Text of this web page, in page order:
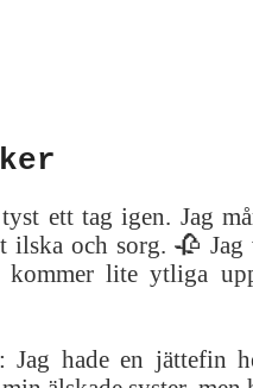
ett tag igen. Jag
ilska och sorg. 🥀
lite ytliga
Jag hade en jättefin